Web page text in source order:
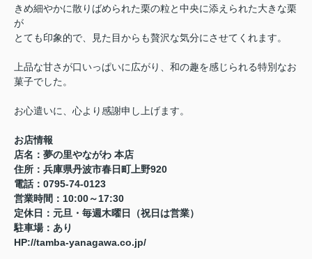
きめ細やかに散りばめられた栗の粒と中央に添えられた大きな栗
が
とても印象的で、見た目からも贅沢な気分にさせてくれます。
上品な甘さが口いっぱいに広がり、和の趣を感じられる特別なお
菓子でした。
お心遣いに、心より感謝申し上げます。
お店情報
店名：夢の里やながわ 本店
住所：兵庫県丹波市春日町上野920
電話：0795-74-0123
営業時間：10:00～17:30
定休日：元旦・毎週木曜日（祝日は営業）
駐車場：あり
HP://tamba-yanagawa.co.jp/